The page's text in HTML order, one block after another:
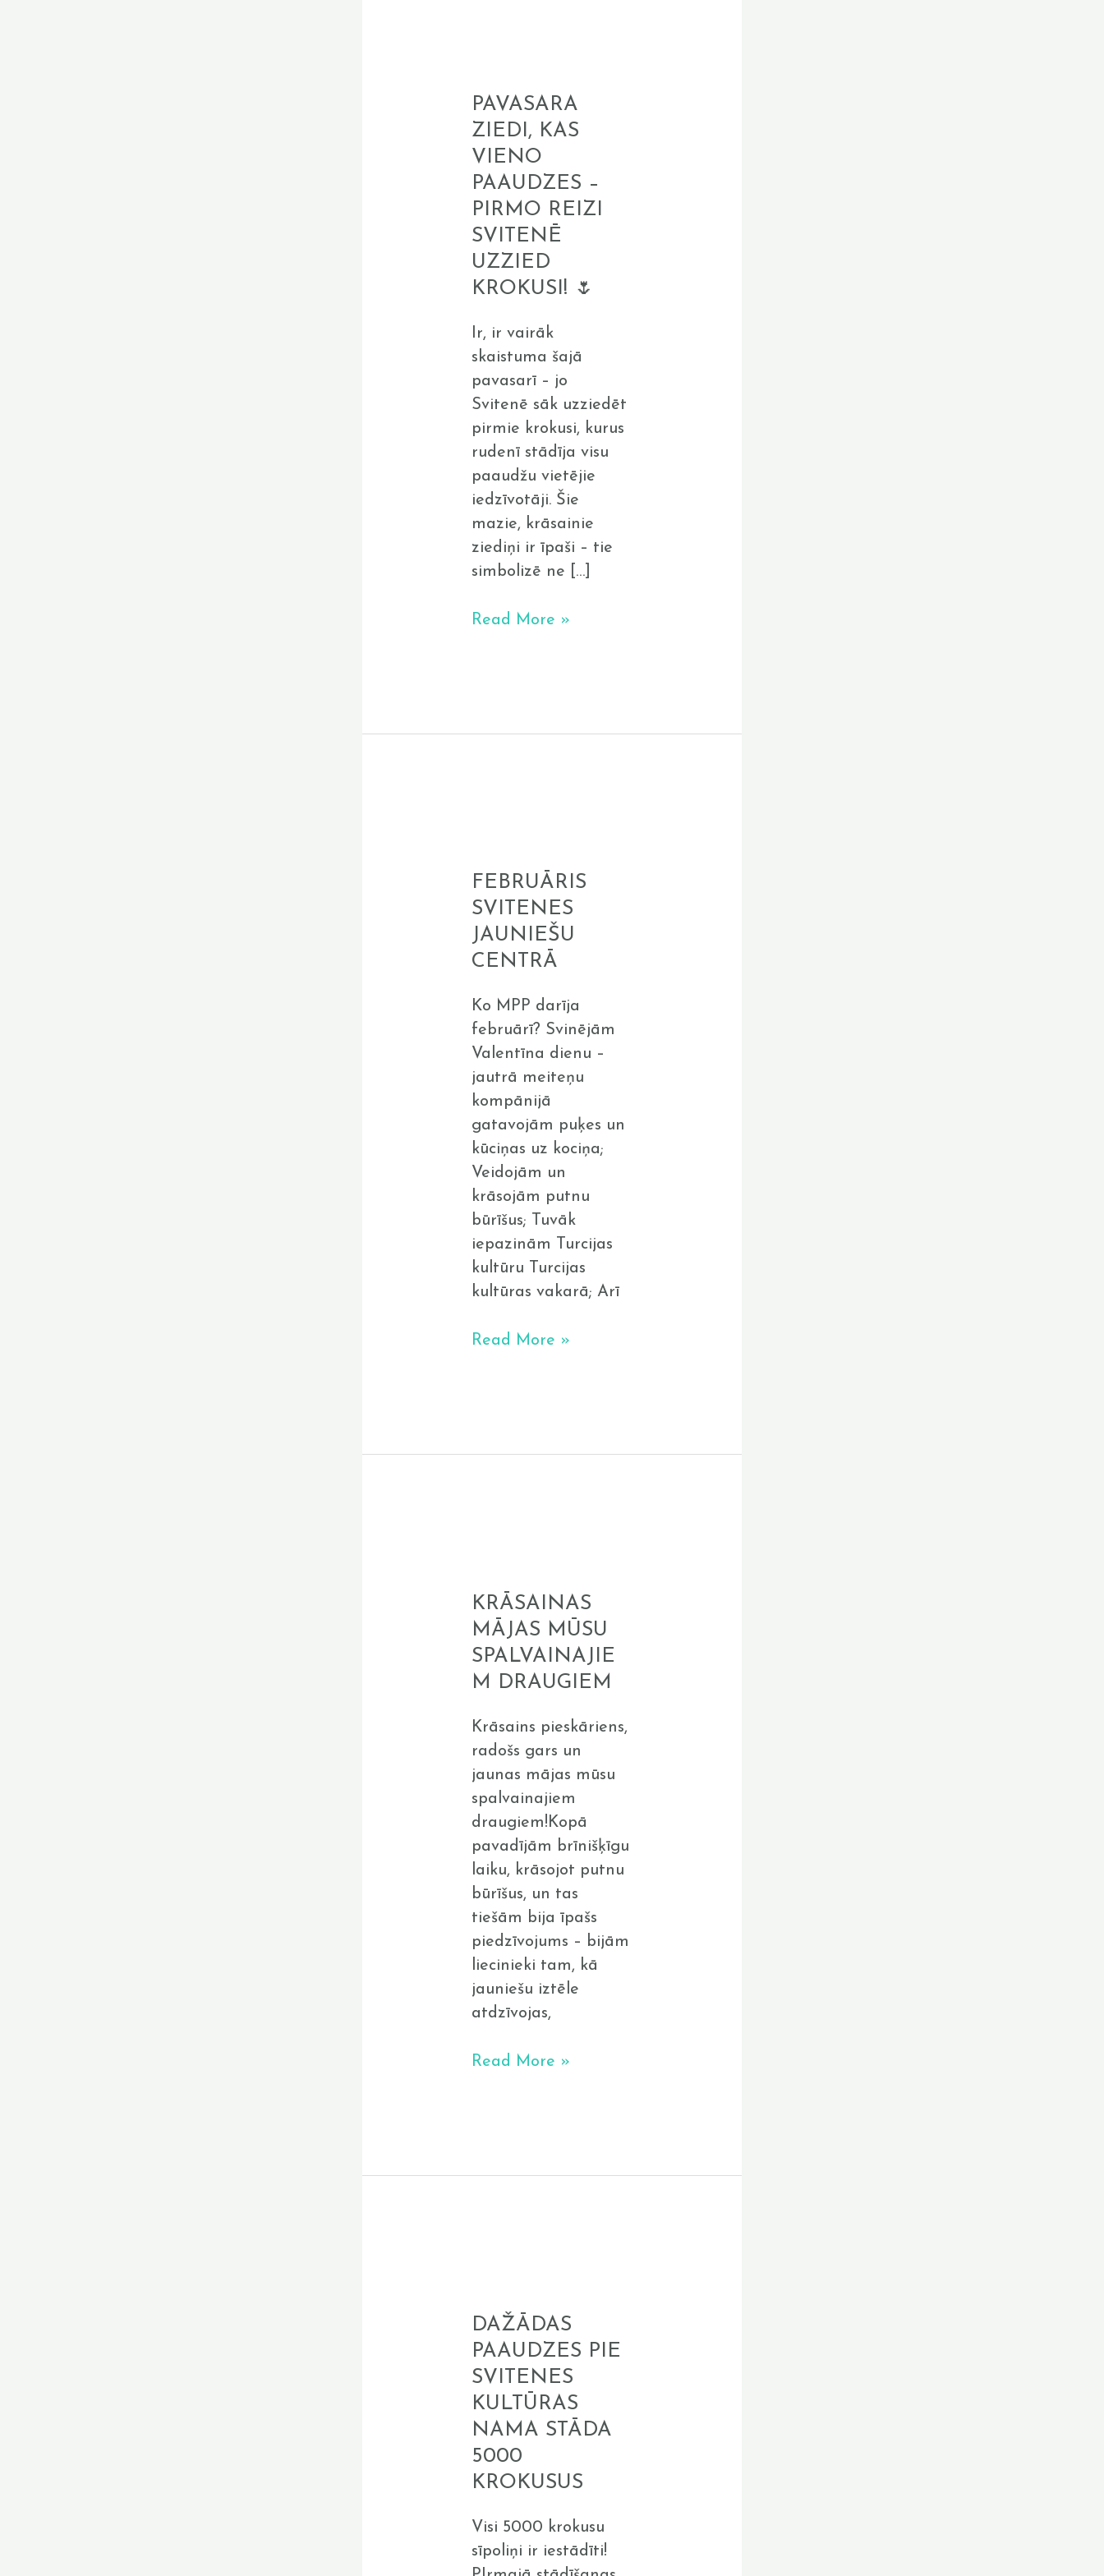
PAVASARA
ZIEDI, KAS
VIENO
PAAUDZES –
PIRMO REIZI
SVITENĒ
UZZIED
KROKUSI! 🌷
Ir, ir vairāk
skaistuma šajā
pavasarī – jo
Svitenē sāk uzziedēt
pirmie krokusi, kurus
rudenī stādīja visu
paaudžu vietējie
iedzīvotāji. Šie
mazie, krāsainie
ziediņi ir īpaši – tie
simbolizē ne […]
kas
vieno
paaudzes
–
pirmo
reizi
Svitenē
uzzied
krokusi!
Read More »
FEBRUĀRIS
SVITENES
JAUNIEŠU
CENTRĀ
Ko MPP darīja
februārī? Svinējām
Valentīna dienu –
jautrā meiteņu
kompānijā
gatavojām puķes un
kūciņas uz kociņa;
Veidojām un
krāsojām putnu
būrīšus; Tuvāk
iepazinām Turcijas
kultūru Turcijas
kultūras vakarā; Arī
jauniešu
centrā
Read More »
KRĀSAINAS
MĀJAS MŪSU
SPALVAINAJIE
M DRAUGIEM
Krāsains pieskāriens,
radošs gars un
jaunas mājas mūsu
spalvainajiem
draugiem!Kopā
pavadījām brīnišķīgu
laiku, krāsojot putnu
būrīšus, un tas
tiešām bija īpašs
piedzīvojums – bijām
liecinieki tam, kā
jauniešu iztēle
atdzīvojas,
mūsu
spalvainajiem
draugiem
Read More »
DAŽĀDAS
PAAUDZES PIE
SVITENES
KULTŪRAS
NAMA STĀDA
5000
KROKUSUS
Visi 5000 krokusu
sīpoliņi ir iestādīti!
pie
Svitenes
kultūras
nama
stāda
5000
krokusus